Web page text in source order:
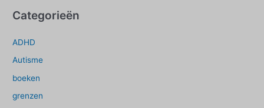
Categorieën
ADHD
Autisme
boeken
grenzen